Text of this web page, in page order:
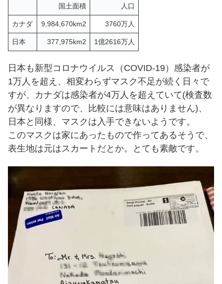
国土面積 人口
カナダ 9,984,670km2 3760万人
日本 377,975km2 1億2616万人
日本も新型コロナウイルス（COVID-19）感染者が
1万人を超え、相変わらずマスク不足が続く日々で
すが、カナダは感染者が4万人を超えていて(検査数
が異なりますので、比較には意味はありません)、
日本と同様、マスクは入手できないようです。
このマスクは家にあったもので作ってあるそうで、
表生地は元はスカートだとか。とても素敵です。